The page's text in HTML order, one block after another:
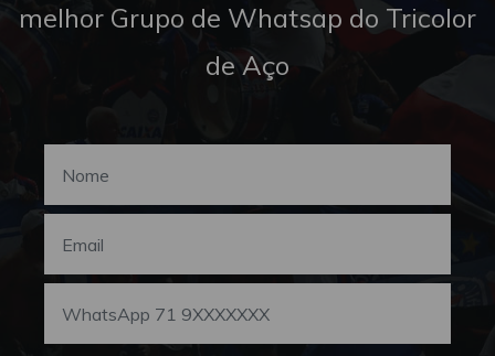
melhor Grupo de Whatsap do Tricolor
de Aço